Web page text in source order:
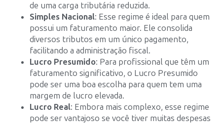
de uma carga tributária reduzida.
Simples Nacional: Esse regime é ideal para quem
possui um faturamento maior. Ele consolida
diversos tributos em um único pagamento,
facilitando a administração fiscal.
Lucro Presumido: Para profissional que têm um
faturamento significativo, o Lucro Presumido
pode ser uma boa escolha para quem tem uma
margem de lucro elevada.
Lucro Real: Embora mais complexo, esse regime
pode ser vantajoso se você tiver muitas despesas